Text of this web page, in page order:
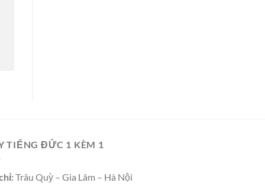
TIẾNG ĐỨC 1 KÈM 1
Trâu Quỳ – Gia Lâm – Hà Nội